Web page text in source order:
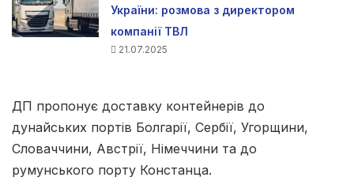
України: розмова з директором
компанії ТВЛ
21.07.2025
ДП пропонує доставку контейнерів до
дунайських портів Болгарії, Сербії, Угорщини,
Словаччини, Австрії, Німеччини та до
румунського порту Констанца.